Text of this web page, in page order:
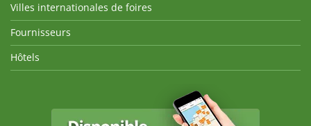
Villes internationales de foires
Fournisseurs
Hôtels